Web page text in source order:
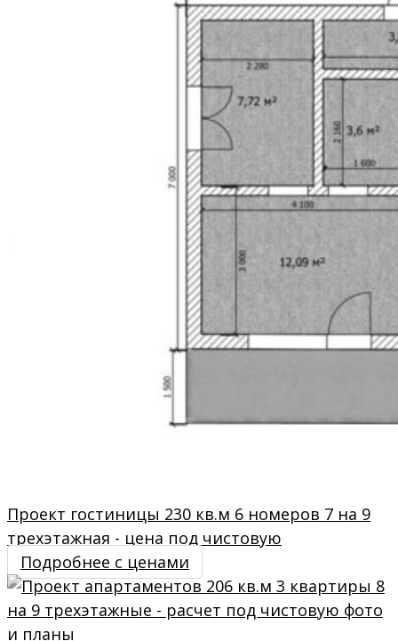
Проект гостиницы 230 кв.м 6 номеров 7 на 9
трехэтажная - цена под чистовую
Подробнее с ценами